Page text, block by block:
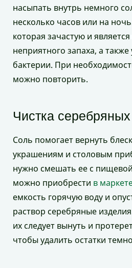
насыпать внутрь немного
несколько часов или на
которая зачастую и
неприятного запаха, а
бактерии. При
можно повторить.
Чистка
Соль помогает вернуть
украшениям и столовым
нужно смешать ее с
можно приобрести в
емкость горячую воду и
раствор серебряные
их следует вынуть и
чтобы удалить остатки